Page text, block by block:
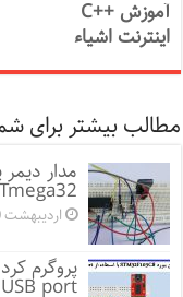
آموزش ++C
اینترنت اشیاء
مطالب بیشتر برای
اردیبهشت 20, 1400
USB port